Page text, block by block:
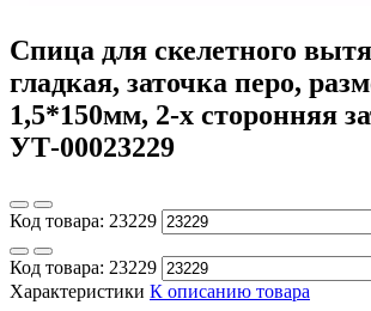
Спица для скелетного
гладкая, заточка перо,
1,5*150мм, 2-х сторонняя
УТ-00023229
Код товара: 23229
Код товара: 23229
Характеристики К описанию товара